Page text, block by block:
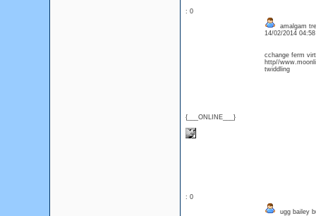
: 0
{___ONLINE___}
amalgam
14/02/2014
cchange ferm
http//
twiddling
: 0
ugg bailey